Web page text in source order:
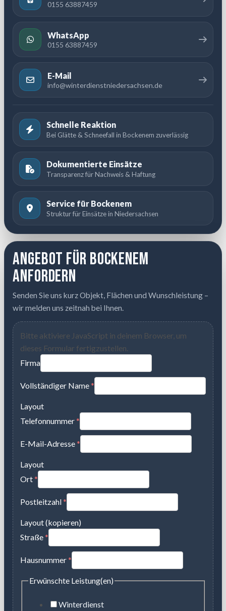
0155 63887459
WhatsApp
0155 63887459
E-Mail
info@winterdienstniedersachsen.de
Schnelle Reaktion
Bei Glätte & Schneefall in Bockenem zuverlässig
Dokumentierte Einsätze
Transparenz für Nachweis & Haftung
Service für Bockenem
Struktur für Einsätze in Niedersachsen
Angebot für Bockenem
anfordern
Senden Sie uns kurz Objekt, Flächen und Wunschleistung –
wir melden uns zeitnah bei Ihnen.
Bitte aktiviere JavaScript in deinem Browser, um
dieses Formular fertigzustellen.
Firma
Vollständiger Name*
Layout
Telefonnummer*
E-Mail-Adresse*
Layout
Ort*
Postleitzahl*
Layout (kopieren)
Straße*
Hausnummer*
Erwünschte Leistung(en)
Winterdienst